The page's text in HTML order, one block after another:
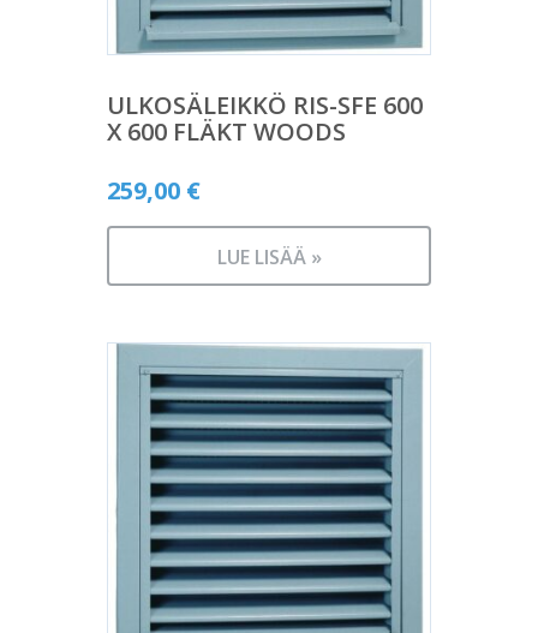
ULKOSÄLEIKKÖ RIS-SFE 600
X 600 FLÄKT WOODS
259,00 €
LUE LISÄÄ »